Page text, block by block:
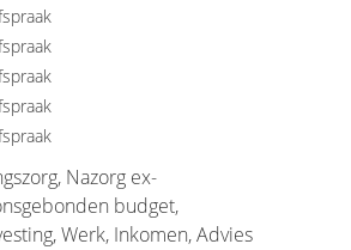
Nazorg ex-
budget,
Werk, Inkomen, Advies